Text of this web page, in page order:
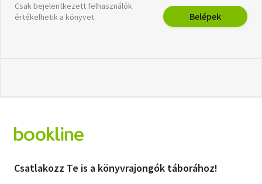
Csak bejelentkezett felhasználók
értékelhetik a könyvet.
Belépek
Csatlakozz Te is a könyvrajongók táborához!